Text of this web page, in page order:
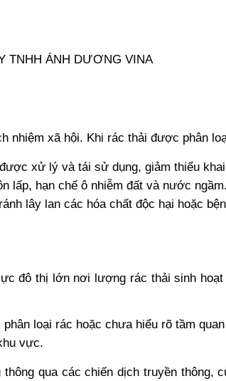
nhiệm xã hội. Khi rác thải được phân
xử lý và tái sử dụng, giảm thiểu
lấp, hạn chế ô nhiễm đất và nước ngầm.
lây lan các hóa chất độc hại hoặc
đô thị lớn nơi lượng rác thải sinh
loại rác hoặc chưa hiểu rõ tầm
vực.
qua các chiến dịch truyền